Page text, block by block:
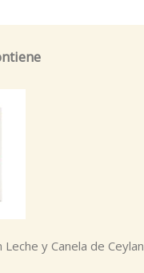
Leche y Canela de Ceylan